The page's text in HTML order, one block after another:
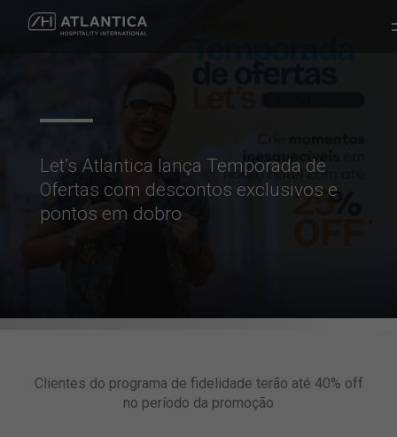
Let’s Atlantica lança Temporada de
Ofertas com descontos exclusivos e
pontos em dobro
Clientes do programa de fidelidade terão até 40% off
no período da promoção